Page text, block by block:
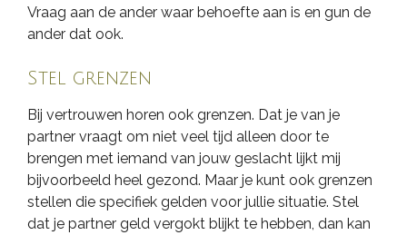
Vraag aan de ander waar behoefte aan is en gun de
ander dat ook.
Stel grenzen
Bij vertrouwen horen ook grenzen. Dat je van je
partner vraagt om niet veel tijd alleen door te
brengen met iemand van jouw geslacht lijkt mij
bijvoorbeeld heel gezond. Maar je kunt ook grenzen
stellen die specifiek gelden voor jullie situatie. Stel
dat je partner geld vergokt blijkt te hebben, dan kan